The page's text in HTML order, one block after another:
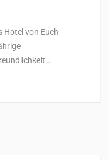
Hotel von Euch